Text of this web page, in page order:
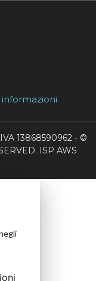
13868590962 - ©
ISP AWS